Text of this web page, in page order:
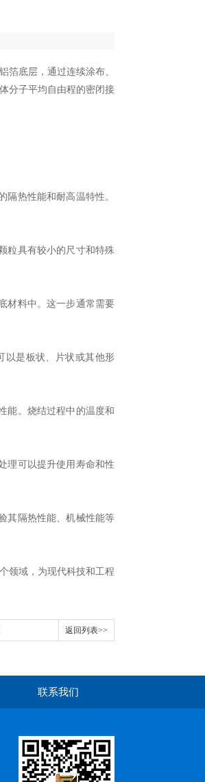
底层，通过连续涂布、
分子平均自由程的密闭接
热性能和耐高温特性。
粒具有较小的尺寸和特殊
材料中。这一步通常需要
是板状、片状或其他形
。烧结过程中的温度和
理可以提升使用寿命和性
其隔热性能、机械性能等
领域，为现代科技和工程
返回列表>>
联系我们